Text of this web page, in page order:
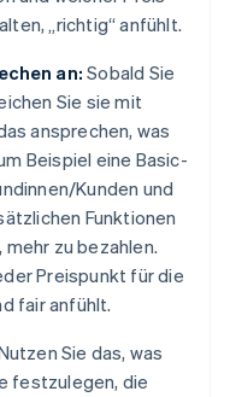
„richtig“ anfühlt.
an:Sobald Sie
Sie sie mit
ansprechen, was
Beispiel eine Basic-
Kunden und
Funktionen
zu bezahlen.
Preispunkt für die
fair anfühlt.
Sie das, was
festzulegen, die